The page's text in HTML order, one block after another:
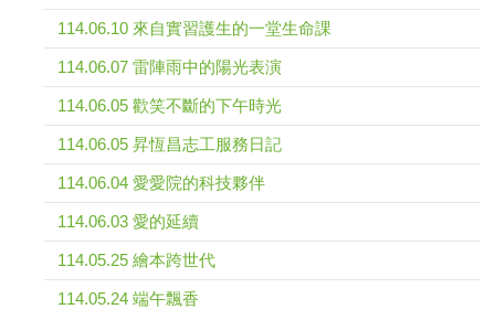
114.06.10 來自實習護生的一堂生命課
114.06.07 雷陣雨中的陽光表演
114.06.05 歡笑不斷的下午時光
114.06.05 昇恆昌志工服務日記
114.06.04 愛愛院的科技夥伴
114.06.03 愛的延續
114.05.25 繪本跨世代
114.05.24 端午飄香